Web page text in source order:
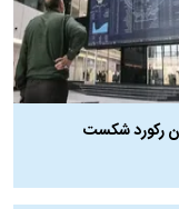
رکورد شکست